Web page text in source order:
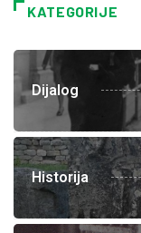
KATEGORIJE
Dijalog
Historija